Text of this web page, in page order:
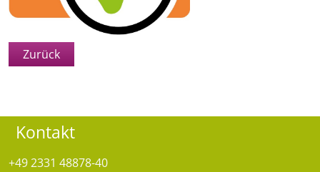
Zurück
Kontakt
+49 2331 48878-40